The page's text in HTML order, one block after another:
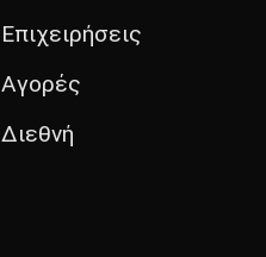
Επιχειρήσεις
Αγορές
Διεθνή